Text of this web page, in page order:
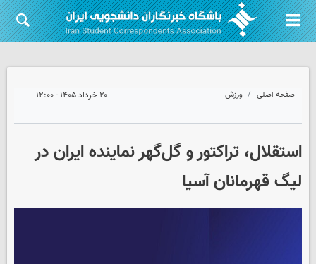
صفحه اصلی ورزش ۲۰ خرداد ۱۴۰۵ - ۱۲:۰۰
استقلال، تراکتور و گل‌گهر نماینده ایران در
لیگ قهرمانان آسیا